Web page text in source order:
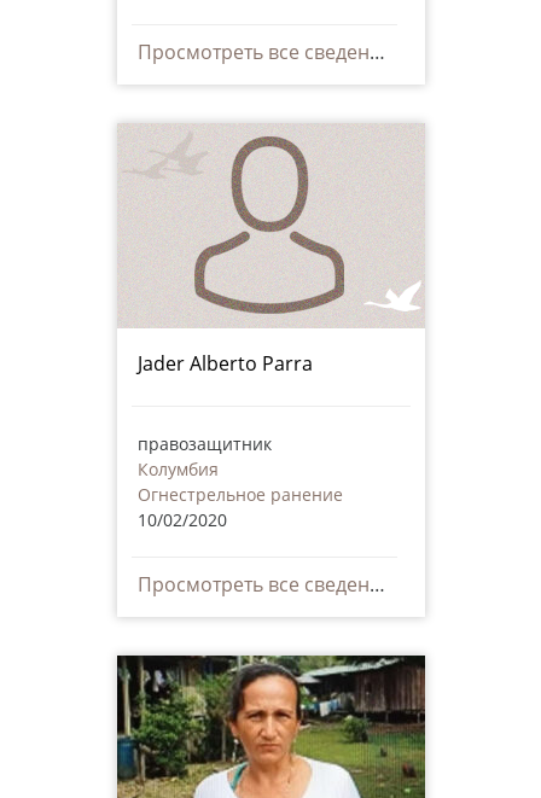
Просмотреть все сведения
Jader Alberto Parra
правозащитник
Колумбия
Огнестрельное ранение
10/02/2020
Просмотреть все сведения